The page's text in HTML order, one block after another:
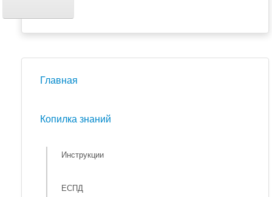
навигацию
Новости
Главная
Копилка знаний
Инструкции
ЕСПД